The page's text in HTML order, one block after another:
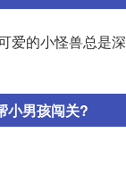
爱的小怪兽总是
小男孩闯关?